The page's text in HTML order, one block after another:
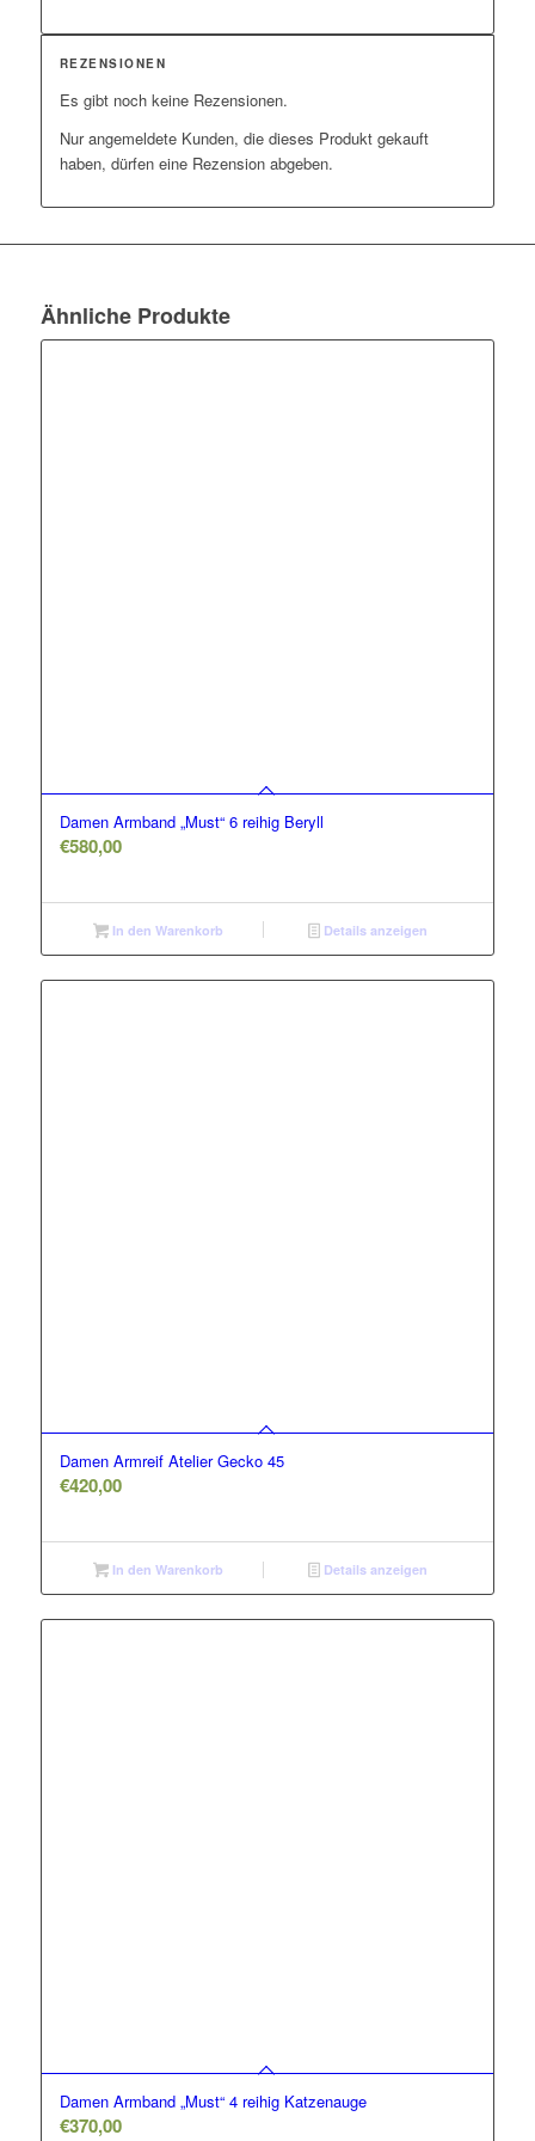
REZENSIONEN
Es gibt noch keine Rezensionen.
Nur angemeldete Kunden, die dieses Produkt gekauft
haben, dürfen eine Rezension abgeben.
Ähnliche Produkte
Damen Armband „Must“ 6 reihig Beryll
€580,00
In den Warenkorb Details anzeigen
Damen Armreif Atelier Gecko 45
€420,00
In den Warenkorb Details anzeigen
Damen Armband „Must“ 4 reihig Katzenauge
€370,00